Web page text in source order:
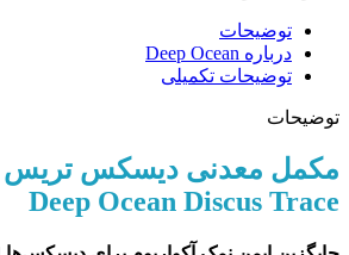
توضیحات
درباره Deep Ocean
توضیحات تکمیلی
توضیحات
مکمل معدنی دیسکس تریس
Deep Ocean Discus Trace